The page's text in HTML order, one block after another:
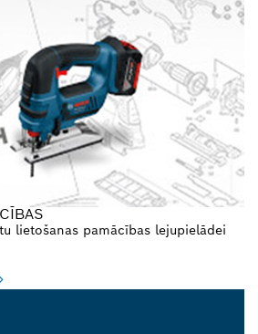
lietošanas pamācības lejupielādei